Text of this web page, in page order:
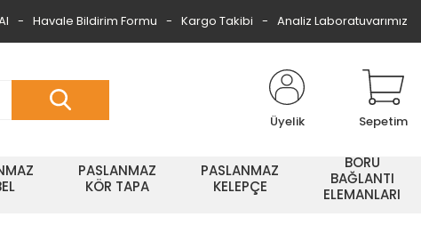
Havale Bildirim Formu Kargo Takibi Analiz Laboratuvarımız
Üyelik Sepetim
PASLANMAZ
KÖR TAPA
PASLANMAZ
KELEPÇE
BORU
BAĞLANTI
ELEMANLARI